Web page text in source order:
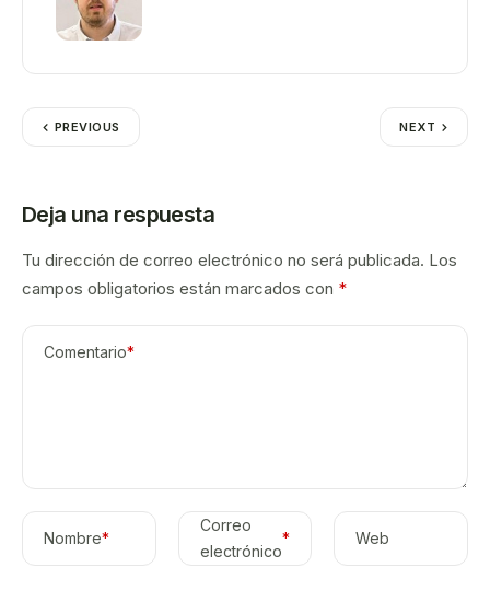
PREVIOUS NEXT
Deja una respuesta
Tu dirección de correo electrónico no será publicada. Los
campos obligatorios están marcados con *
Comentario*
Nombre*
Correo
electrónico
* Web